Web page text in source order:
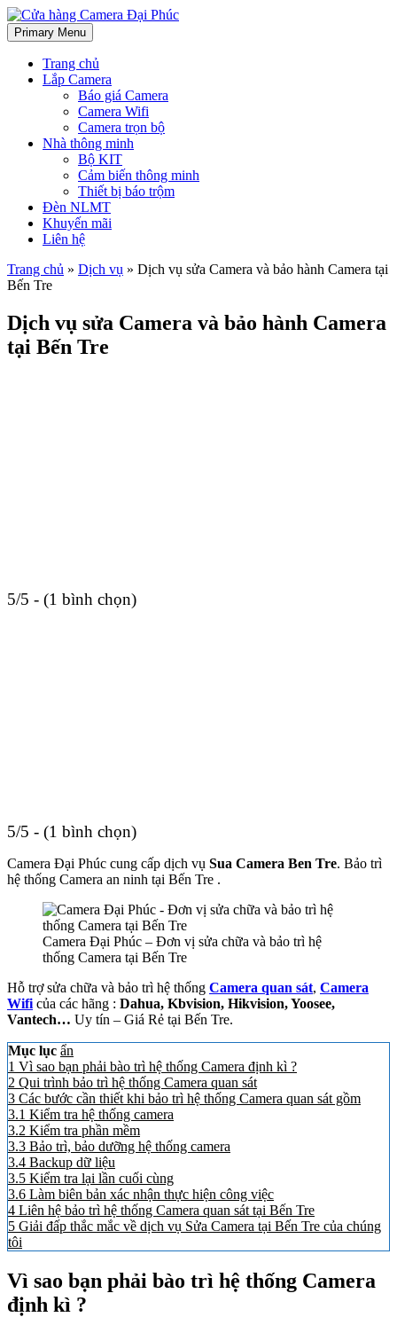
Cửa hàng Camera Đại Phúc
Chuyên lắp đặt Camera quan sát tại Bến Tre, Tiền Giang, Trà Vinh –
Lắp đặt hệ thống Đèn năng lượng mặt trời
Primary Menu
Trang chủ
Lắp Camera
Báo giá Camera
Camera Wifi
Camera trọn bộ
Nhà thông minh
Bộ KIT
Cảm biến thông minh
Thiết bị báo trộm
Đèn NLMT
Khuyến mãi
Liên hệ
Trang chủ » Dịch vụ » Dịch vụ sửa Camera và bảo hành Camera tại
Bến Tre
Dịch vụ sửa Camera và bảo hành Camera
tại Bến Tre
5/5 - (1 bình chọn)
5/5 - (1 bình chọn)
Camera Đại Phúc cung cấp dịch vụ Sua Camera Ben Tre. Bảo trì
hệ thống Camera an ninh tại Bến Tre .
Camera Đại Phúc – Đơn vị sửa chữa và bảo trì hệ
thống Camera tại Bến Tre
Hỗ trợ sửa chữa và bảo trì hệ thống Camera quan sát, Camera
Wifi của các hãng : Dahua, Kbvision, Hikvision, Yoosee,
Vantech… Uy tín – Giá Rẻ tại Bến Tre.
Mục lục ẩn
1 Vì sao bạn phải bào trì hệ thống Camera định kì ?
2 Qui trình bảo trì hệ thống Camera quan sát
3 Các bước cần thiết khi bảo trì hệ thống Camera quan sát gồm
3.1 Kiểm tra hệ thống camera
3.2 Kiểm tra phần mềm
3.3 Bảo trì, bảo dưỡng hệ thống camera
3.4 Backup dữ liệu
3.5 Kiểm tra lại lần cuối cùng
3.6 Làm biên bản xác nhận thực hiện công việc
4 Liên hệ bảo trì hệ thống Camera quan sát tại Bến Tre
5 Giải đấp thắc mắc về dịch vụ Sửa Camera tại Bến Tre của chúng
tôi
Vì sao bạn phải bào trì hệ thống Camera
định kì ?